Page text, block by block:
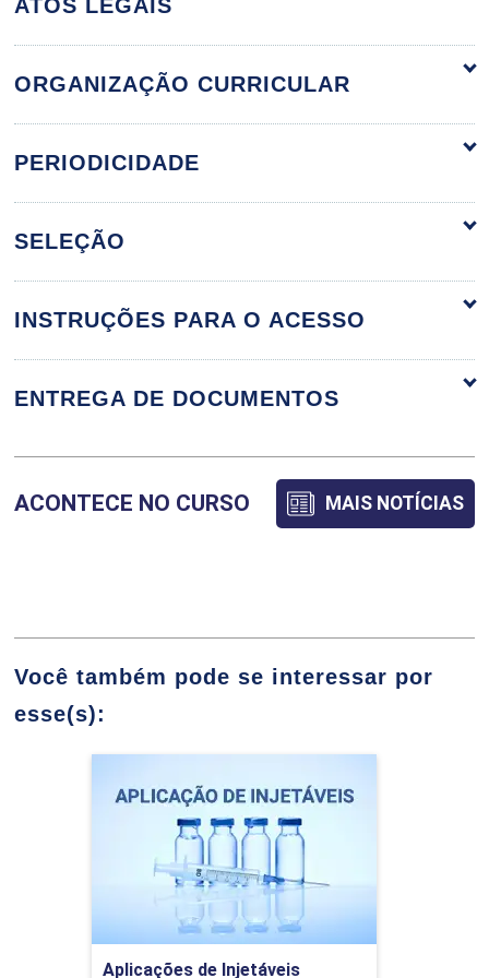
ATOS LEGAIS
ORGANIZAÇÃO CURRICULAR
MEDICINA INTEGRATIVA
ABORDAGEM DIAGNÓSTICA AVANÇADA
INTEGRATIVA
48
PERIODICIDADE
SELEÇÃO
INSTRUÇÕES PARA O ACESSO
ENTREGA DE DOCUMENTOS
ACONTECE NO CURSO MAIS NOTÍCIAS
Você também pode se interessar por
esse(s):
Aplicações de Injetáveis
Aplicações de Injetáveis
Detalhes do curso
Ir para Inscrição